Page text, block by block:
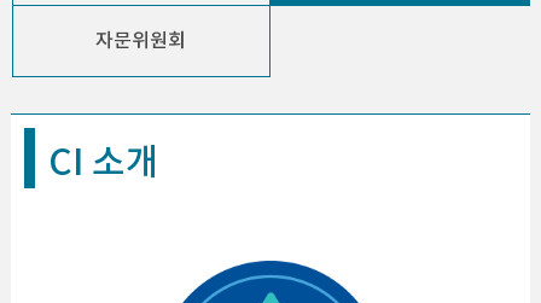
자문위원회
CI 소개